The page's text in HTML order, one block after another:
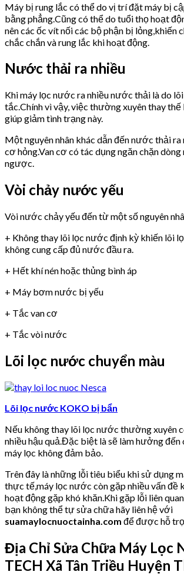
Máy bị rung lắc có thể do vị trí đặt máy bị
bằng phẳng.Cũng có thể do tuổi thọ hoạt
nên các ốc vít nối các bộ phận bị lỏng,khiến
chắc chắn và rung lắc khi hoạt động.
Nước thải ra nhiều
Khi máy lọc nước ra nhiều nước thải là do
tắc.Chính vì vậy, việc thường xuyên thay
giúp giảm tình trạng này.
Một nguyên nhân khác dẫn đến nước thải ra
cơ hỏng.Van cơ có tác dụng ngăn chặn
ngược.
Vòi chảy nước yếu
Vòi nước chảy yếu đến từ một số nguyên
+ Không thay lõi lọc nước định kỳ khiến lõi
không cung cấp đủ nước đầu ra.
+ Hết khí nén hoặc thủng bình áp
+ Máy bơm nước bị yếu
+ Tắc van cơ
+ Tắc vòi nước
Lõi lọc nước chuyển màu
Lõi lọc nước KOKO bị bẩn
Nếu không thay lõi lọc nước thường xuyên
nhiều hậu quả.Đặc biệt là sẽ làm hưởng
máy lọc không đảm bảo.
Trên đây là những lỗi tiêu biểu khi sử dụng
thực tế,máy lọc nước còn gặp nhiều vấn đề
hoạt động gặp khó khăn.Khi gặp lỗi liên
bạn không thể tự sửa chữa hãy liên hệ với
suamaylocnuoctainha.com để được hỗ
Địa Chỉ Sửa Chữa Máy Lọc
TECH Xã Tân Triều Huyện